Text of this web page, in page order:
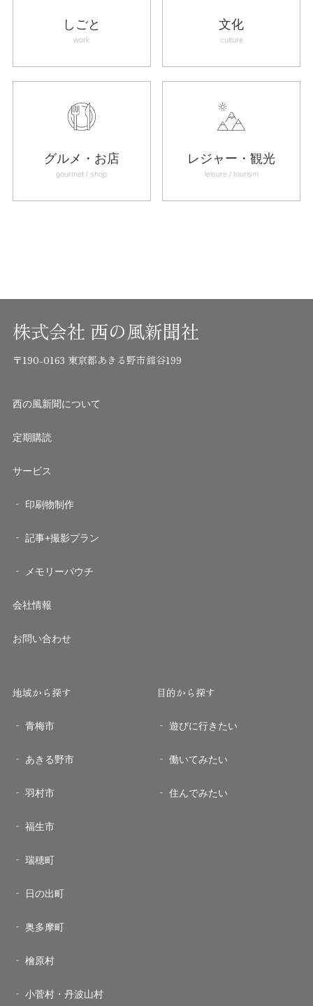
しごと
work
文化
culture
グルメ・お店
gourmet / shop
レジャー・観光
leisure / tourism
株式会社 西の風新聞社
〒190-0163 東京都あきる野市舘谷199
西の風新聞について
定期購読
サービス
印刷物制作
記事+撮影プラン
メモリーパウチ
会社情報
お問い合わせ
地域から探す
青梅市
あきる野市
羽村市
福生市
瑞穂町
日の出町
奥多摩町
檜原村
小菅村・丹波山村
目的から探す
遊びに行きたい
働いてみたい
住んでみたい